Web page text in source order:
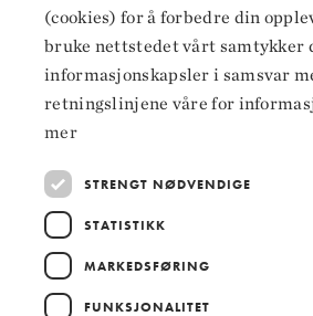
informasjonskapsler
Innstillinger for
informasjonskapsler
(cookies) for å forbedre din
bruke nettstedet vårt samtykker
informasjonskapsler i samsvar
retningslinjene våre for
mer
STRENGT NØDVENDIGE
STATISTIKK
MARKEDSFØRING
FUNKSJONALITET